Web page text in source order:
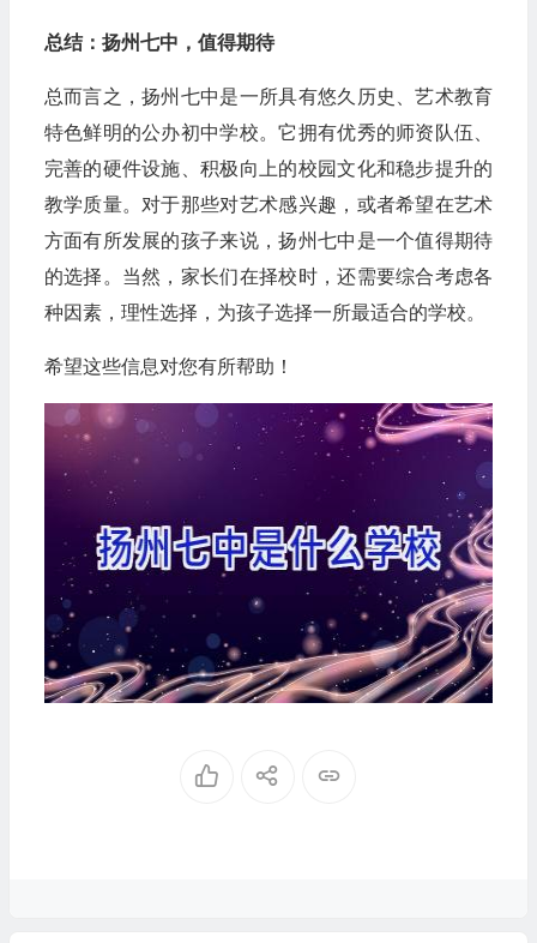
总结：扬州七中，值得期待
总而言之，扬州七中是一所具有悠久历史、艺术教育
特色鲜明的公办初中学校。它拥有优秀的师资队伍、
完善的硬件设施、积极向上的校园文化和稳步提升的
教学质量。对于那些对艺术感兴趣，或者希望在艺术
方面有所发展的孩子来说，扬州七中是一个值得期待
的选择。当然，家长们在择校时，还需要综合考虑各
种因素，理性选择，为孩子选择一所最适合的学校。
希望这些信息对您有所帮助！